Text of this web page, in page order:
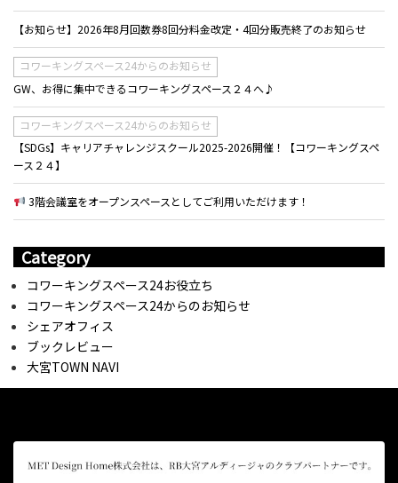
【お知らせ】2026年8月回数券8回分料金改定・4回分販売終了のお知らせ
コワーキングスペース24からのお知らせ
GW、お得に集中できるコワーキングスペース２４へ♪
コワーキングスペース24からのお知らせ
【SDGs】キャリアチャレンジスクール2025-2026開催！【コワーキングスペ
ース２４】
3階会議室をオープンスペースとしてご利用いただけます！
Category
コワーキングスペース24お役立ち
コワーキングスペース24からのお知らせ
シェアオフィス
ブックレビュー
大宮TOWN NAVI